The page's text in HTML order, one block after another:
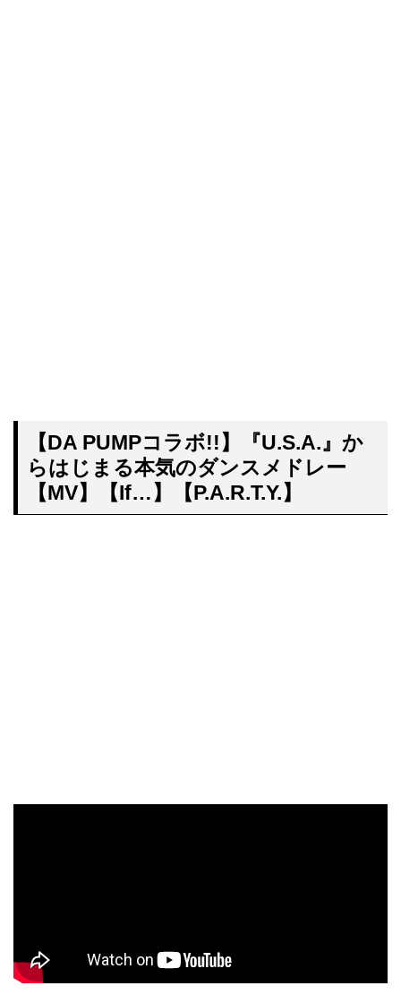
【DA PUMPコラボ!!】『U.S.A.』か
らはじまる本気のダンスメドレー
【MV】【If…】【P.A.R.T.Y.】